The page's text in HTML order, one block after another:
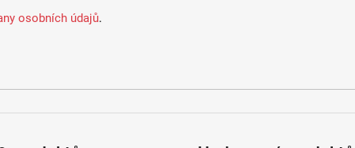
osobních údajů.